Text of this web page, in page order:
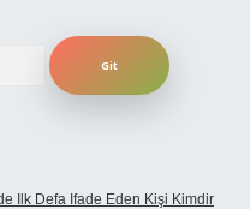
Ilk Defa Ifade Eden Kişi Kimdir